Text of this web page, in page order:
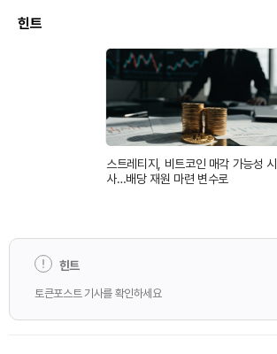
힌트
스트레티지, 비트코인 매각 가능성 시
사…배당 재원 마련 변수로
힌트
토큰포스트 기사를 확인하세요